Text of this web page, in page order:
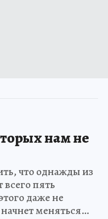
нам не
что однажды из
пять
даже не
меняться…